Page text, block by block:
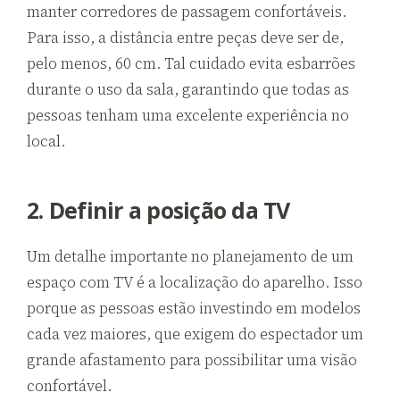
manter corredores de passagem confortáveis.
Para isso, a distância entre peças deve ser de,
pelo menos, 60 cm. Tal cuidado evita esbarrões
durante o uso da sala, garantindo que todas as
pessoas tenham uma excelente experiência no
local.
2. Definir a posição da TV
Um detalhe importante no planejamento de um
espaço com TV é a localização do aparelho. Isso
porque as pessoas estão investindo em modelos
cada vez maiores, que exigem do espectador um
grande afastamento para possibilitar uma visão
confortável.